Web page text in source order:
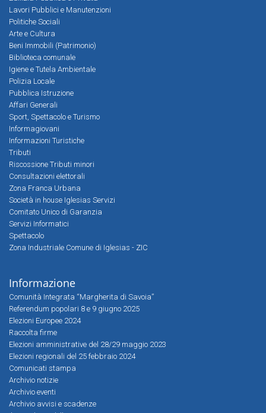
Lavori Pubblici e Manutenzioni
Politiche Sociali
Arte e Cultura
Beni Immobili (Patrimonio)
Biblioteca comunale
Igiene e Tutela Ambientale
Polizia Locale
Pubblica Istruzione
Affari Generali
Sport, Spettacolo e Turismo
Informagiovani
Informazioni Turistiche
Tributi
Riscossione Tributi minori
Consultazioni elettorali
Zona Franca Urbana
Società in house Iglesias Servizi
Comitato Unico di Garanzia
Servizi Informatici
Spettacolo
Zona Industriale Comune di Iglesias - ZIC
Informazione
Comunità Integrata “Margherita di Savoia”
Referendum popolari 8 e 9 giugno 2025
Elezioni Europee 2024
Raccolta firme
Elezioni amministrative del 28/29 maggio 2023
Elezioni regionali del 25 febbraio 2024
Comunicati stampa
Archivio notizie
Archivio eventi
Archivio avvisi e scadenze